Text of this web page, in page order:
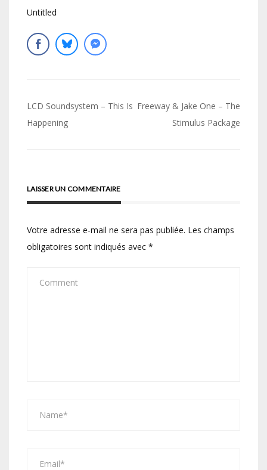
Untitled
Navigation
de
LCD Soundsystem – This Is
Happening
Freeway & Jake One – The
Stimulus Package
LAISSER UN COMMENTAIRE
Votre adresse e-mail ne sera pas publiée. Les champs
obligatoires sont indiqués avec *